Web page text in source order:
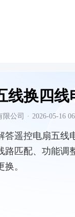
线换四线
公司 · 2026-05-16
答遥控电扇五线
路匹配、功能调
。